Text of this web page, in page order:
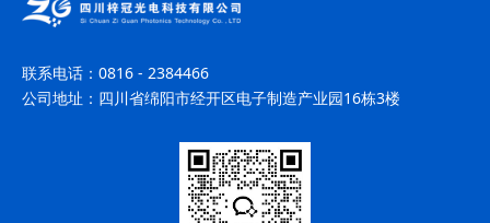
联系电话： 0816 - 2384466
公司地址： 四川省绵阳市经开区电子制造产业园16栋3楼